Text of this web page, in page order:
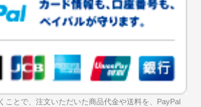
ことで、注文いただいた商品代金や送料を、PayPal